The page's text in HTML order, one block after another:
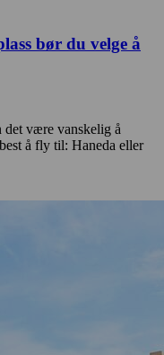
bør du velge å
det være vanskelig å
å fly til: Haneda eller